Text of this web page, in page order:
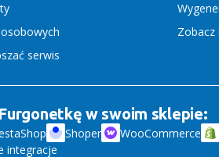
serwis
Zobacz
w swoim sklepie:
Shoper WooCommerce
integracje